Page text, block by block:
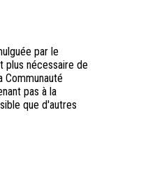
par le
plus nécessaire de
pas à la
que d'autres